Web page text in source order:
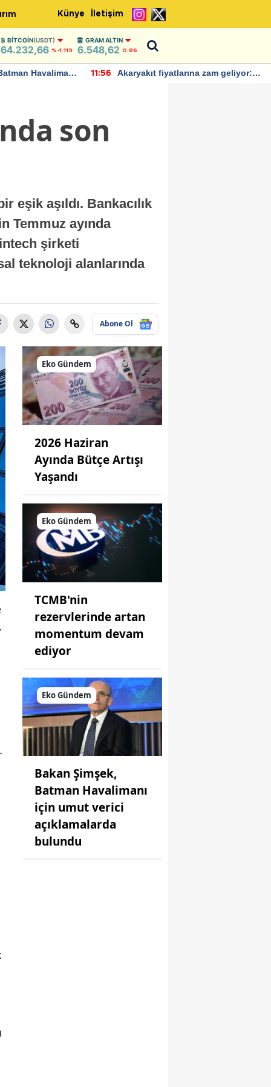
Künye İletişim
BITCOIN(USDT)
64.232,66 %-1.119
GRAM ALTIN
6.548,62 0,86
Havalimanı
11:56
Akaryakıt fiyatlarına zam geliyor:
son
aşıldı. Bankacılık
Temmuz ayında
şirketi
teknoloji alanlarında
Abone Ol
Eko Gündem
2026 Haziran
Ayında Bütçe Artışı
Yaşandı
Eko Gündem
TCMB'nin
rezervlerinde artan
momentum devam
ediyor
Eko Gündem
Bakan Şimşek,
Batman Havalimanı
için umut verici
açıklamalarda
bulundu